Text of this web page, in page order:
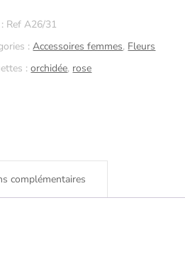
Ref A26/31
:Accessoires femmes, Fleurs
:orchidée, rose
complémentaires